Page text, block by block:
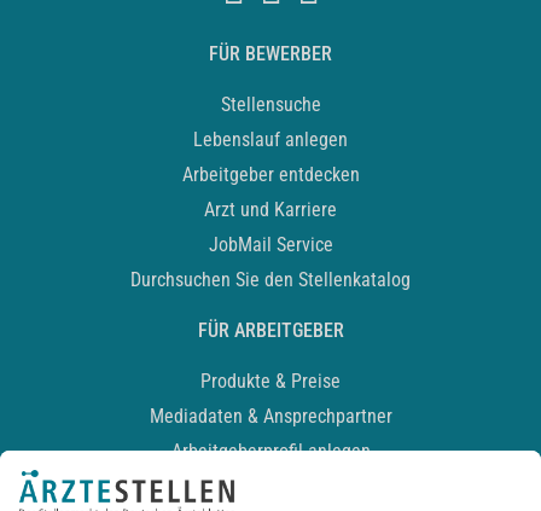
FÜR BEWERBER
Stellensuche
Lebenslauf anlegen
Arbeitgeber entdecken
Arzt und Karriere
JobMail Service
Durchsuchen Sie den Stellenkatalog
FÜR ARBEITGEBER
Produkte & Preise
Mediadaten & Ansprechpartner
Arbeitgeberprofil anlegen
Recruiting-Podcast